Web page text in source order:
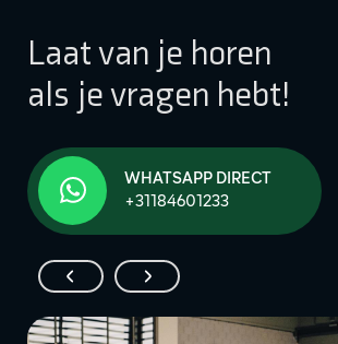
Laat van je horen
als je vragen hebt!
WHATSAPP DIRECT
+31184601233